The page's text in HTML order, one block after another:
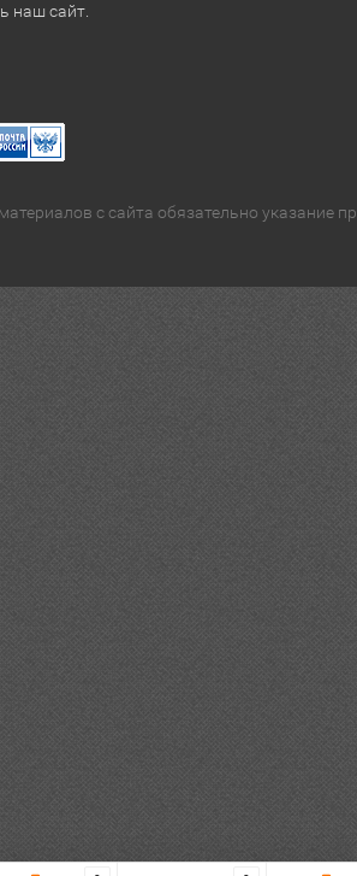
наш сайт.
с сайта обязательно указание